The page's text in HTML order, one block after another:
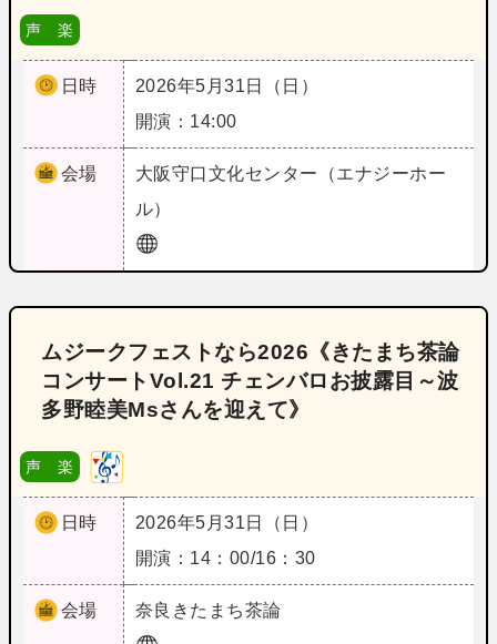
声 楽
日時
2026年5月31日（日）
開演：14:00
会場 大阪守口文化センター（エナジーホー
ル）
ムジークフェストなら2026《きたまち茶論
コンサートVol.21 チェンバロお披露目～波
多野睦美Msさんを迎えて》
声 楽
日時
2026年5月31日（日）
開演：14：00/16：30
会場 奈良 きたまち茶論